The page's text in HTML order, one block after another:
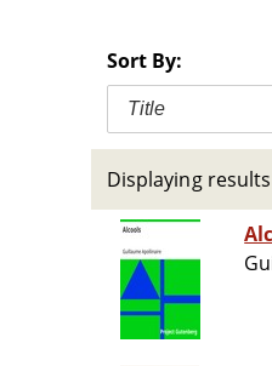
Sort By:
Title
Displaying